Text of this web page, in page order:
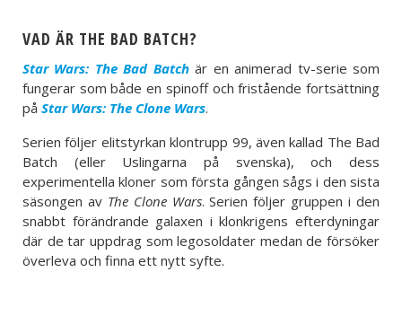
VAD ÄR THE BAD BATCH?
Star Wars: The Bad Batchär en animerad tv-serie som
fungerar som både en spinoff och fristående fortsättning
på Star Wars: The Clone Wars.
Serien följer elitstyrkan klontrupp 99, även kallad The Bad
Batch (eller Uslingarna på svenska), och dess
experimentella kloner som första gången sågs i den sista
säsongen av The Clone Wars. Serien följer gruppen i den
snabbt förändrande galaxen i klonkrigens efterdyningar
där de tar uppdrag som legosoldater medan de försöker
överleva och finna ett nytt syfte.